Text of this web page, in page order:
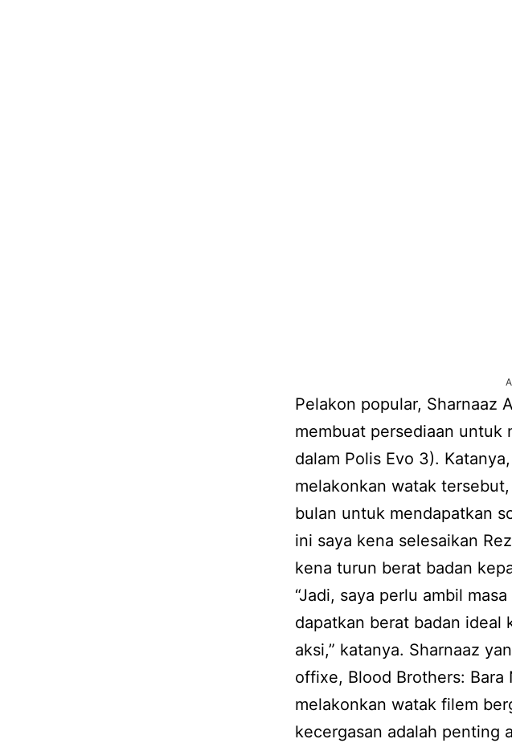
Pelakon popular, Sharnaaz
membuat persediaan untuk
dalam Polis Evo 3).
melakonkan watak
bulan untuk mendapatkan
ini saya kena selesaikan
kena turun berat badan
“Jadi, saya perlu ambil
dapatkan berat badan ideal
aksi,” katanya. Sharnaaz
offixe, Blood Brothers: Bara
melakonkan watak filem
kecergasan adalah penting